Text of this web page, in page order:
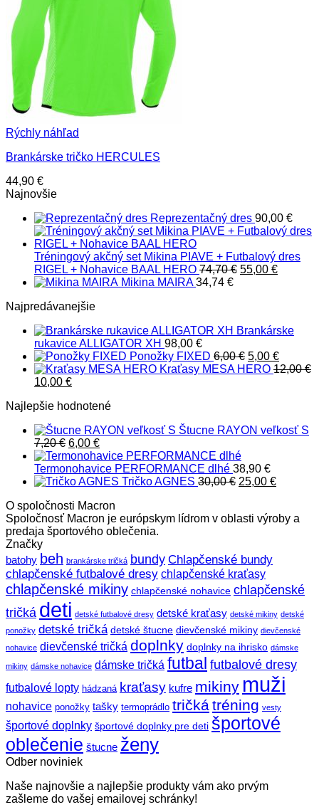
Rýchly náhľad
Brankárske tričko HERCULES
44,90 €
Najnovšie
Reprezentačný dres 90,00 €
Tréningový akčný set Mikina PIAVE + Futbalový dres
RIGEL + Nohavice BAAL HERO 74,70€ Pôvodná
55,00 €
Mikina MAIRA 34,74 €
Najpredávanejšie
Brankárske
rukavice ALLIGATOR XH 98,00 €
Ponožky FIXED 6,00€ Pôvodná
cena
5,00 €
cena
Kraťasy MESA HERO 12,00€
Pôvodná
bola:
10,00 €Aktuálna
je:
Najlepšie hodnotené
Štucne RAYON veľkosť S
7,20€ Pôvodná
cena
bola:
7,20 €.
6,00 €Aktuálna
cena
je:
6,00 €.
Termonohavice PERFORMANCE dlhé 38,90 €
Tričko AGNES 30,00€ Pôvodná
30,00 €.
25,00 €
25,00 €.
O spoločnosti Macron
Spoločnosť Macron je európskym lídrom v oblasti výroby a
predaja športového oblečenia.
Značky
batohy beh brankárske tričká bundy Chlapčenské bundy
chlapčenské futbalové dresy chlapčenské kraťasy
chlapčenské mikiny chlapčenské nohavice chlapčenské
tričká deti detské futbalové dresy detské kraťasy detské mikiny detské
ponožky detské tričká detské štucne dievčenské mikiny dievčenské
nohavice dievčenské tričká doplnky doplnky na ihrisko dámske
mikiny dámske nohavice dámske tričká futbal futbalové dresy
futbalové lopty hádzaná kraťasy kufre mikiny muži
nohavice ponožky tašky termoprádlo tričkátréning vesty
športové doplnky športové doplnky pre deti športové
oblečenie štucne ženy
Odber noviniek
Naše najnovšie a najlepšie produkty vám ako prvým
zašleme do vašej emailovej schránky!